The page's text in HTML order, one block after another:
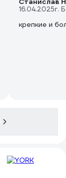
16.04.2025г.
крепкие и